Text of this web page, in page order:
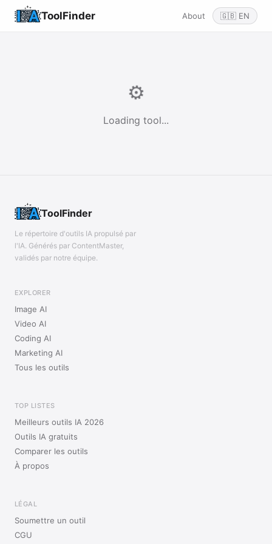
ToolFinder About 🇬🇧 EN
⚙️
Loading tool...
ToolFinder
Le répertoire d'outils IA propulsé par
l'IA. Générés par ContentMaster,
validés par notre équipe.
EXPLORER
Image AI
Video AI
Coding AI
Marketing AI
Tous les outils
TOP LISTES
Meilleurs outils IA 2026
Outils IA gratuits
Comparer les outils
À propos
LÉGAL
Soumettre un outil
CGU